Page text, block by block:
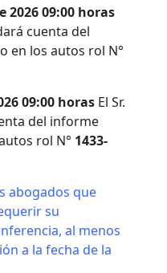
2026 09:00 horas
cuenta del
en los autos rol N°
09:00 horas El Sr.
del informe
rol N° 1433-
abogados que
su
al menos
a la fecha de la